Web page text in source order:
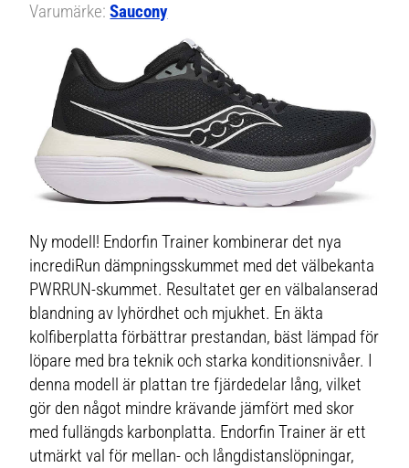
Varumärke:Saucony
Ny modell! Endorfin Trainer kombinerar det nya
incrediRun dämpningsskummet med det välbekanta
PWRRUN-skummet. Resultatet ger en välbalanserad
blandning av lyhördhet och mjukhet. En äkta
kolfiberplatta förbättrar prestandan, bäst lämpad för
löpare med bra teknik och starka konditionsnivåer. I
denna modell är plattan tre fjärdedelar lång, vilket
gör den något mindre krävande jämfört med skor
med fullängds karbonplatta. Endorfin Trainer är ett
utmärkt val för mellan- och långdistanslöpningar,